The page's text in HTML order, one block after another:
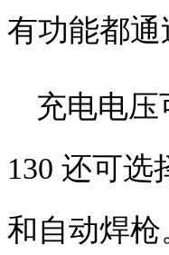
有功能都
充电电
130 还可选
和自动焊枪